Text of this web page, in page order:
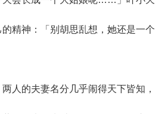
精神：「别胡思乱想，她还是一个
的夫妻名分几乎闹得天下皆知，